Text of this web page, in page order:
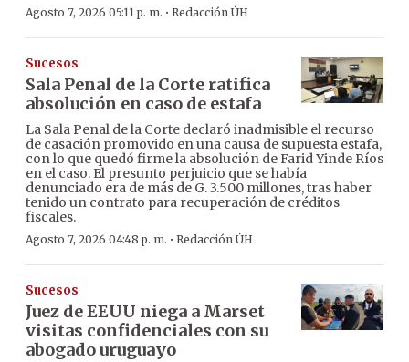
Agosto 7, 2026 05:11 p. m. · Redacción ÚH
Sucesos
Sala Penal de la Corte ratifica
absolución en caso de estafa
La Sala Penal de la Corte declaró inadmisible el recurso
de casación promovido en una causa de supuesta estafa,
con lo que quedó firme la absolución de Farid Yinde Ríos
en el caso. El presunto perjuicio que se había
denunciado era de más de G. 3.500 millones, tras haber
tenido un contrato para recuperación de créditos
fiscales.
Agosto 7, 2026 04:48 p. m. · Redacción ÚH
Sucesos
Juez de EEUU niega a Marset
visitas confidenciales con su
abogado uruguayo